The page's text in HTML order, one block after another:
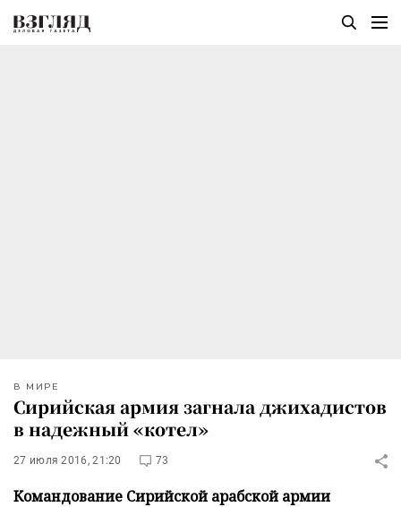
В МИРЕ
Сирийская армия загнала джихадистов
в надежный «котел»
27 июля 2016, 21:20 73
Командование Сирийской арабской армии